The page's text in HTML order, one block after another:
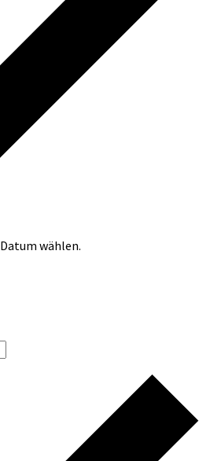
Datum wählen.